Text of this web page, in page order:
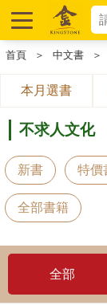
首頁 ＞ 中文書 ＞
本月選書
不求人文化
新書 特價
全部書籍
全部